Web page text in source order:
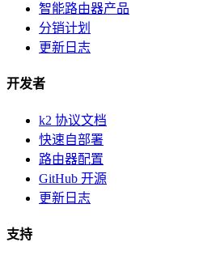
智能路由器产品
分销计划
更新日志
开发者
k2 协议文档
快速自部署
路由器配置
GitHub 开源
更新日志
支持